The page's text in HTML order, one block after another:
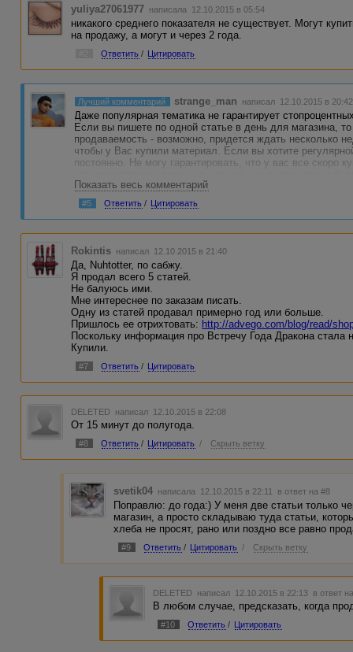
yuliya27061977 написала 12.10.2015 в 05:54
никакого среднего показателя не существует. Могут
на продажу, а могут и через 2 года.
Ответить / Цитировать
Лучший комментарий strange_man написал 12.10.2015 в 20:42
Даже популярная тематика не гарантирует
Если вы пишете по одной статье в день для магазина,
продаваемость - возможно, придется ждать несколько
чтобы у Вас купили материал. Если вы хотите
постоянно. Не могу гарантировать, что у вас все скоро
Также, при постоянной работе, небольшая часть статей
но это больше дело везения.
Показать весь комментарий
#5 Ответить / Цитировать
Rokintis написал 12.10.2015 в 21:40
Да, Nuhtotter, по сабжу.
Я продал всего 5 статей.
Не балуюсь ими.
Мне интереснее по заказам писать.
Одну из статей продавал примерно год или больше.
Пришлось ее отрихтовать: http://advego.com/blog/read/
Поскольку информация про Встречу Года Дракона
Купили.
#7 Ответить / Цитировать
DELETED написал 12.10.2015 в 22:08
От 15 минут до полугода.
#8 Ответить / Цитировать / Скрыть ветку
svetik04 написала 12.10.2015 в 22:11 в ответ на #8
Поправлю: до года:) У меня две статьи только
магазин, а просто складываю туда статьи,
хлеба не просят, рано или поздно все равно
#9 Ответить / Цитировать / Скрыть ветку
DELETED написал 12.10.2015 в 22:13 в ответ
В любом случае, предсказать, когда
#10 Ответить / Цитировать